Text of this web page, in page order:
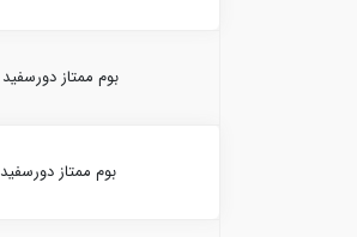
بوم ممتاز دورسفید 15x15cm پیشگام
بوم ممتاز دورسفید 10x10cm پیشگام